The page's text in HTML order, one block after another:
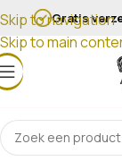
Skip to navigation
Skip to main
Gratis